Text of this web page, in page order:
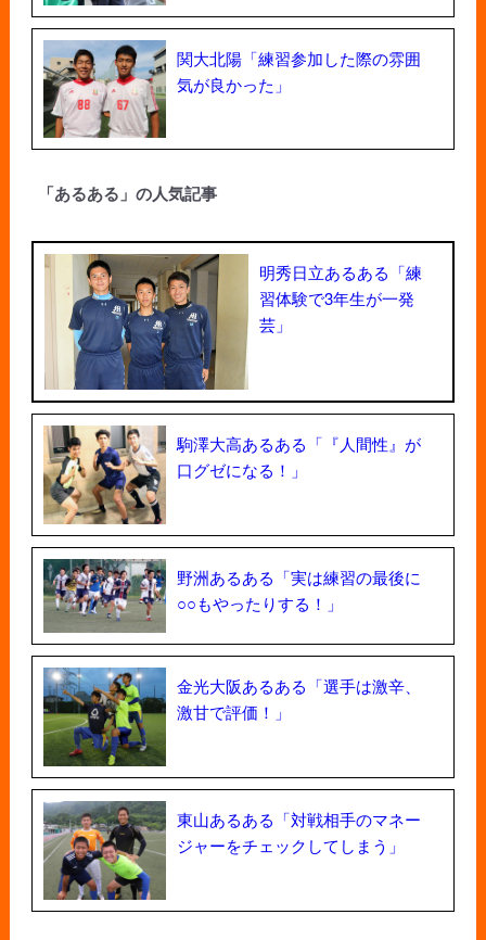
関大北陽「練習参加した際の雰囲
気が良かった」
「あるある」の人気記事
明秀日立あるある「練
習体験で3年生が一発
芸」
駒澤大高あるある「『人間性』が
口グゼになる！」
野洲あるある「実は練習の最後に
○○もやったりする！」
金光大阪あるある「選手は激辛、
激甘で評価！」
東山あるある「対戦相手のマネー
ジャーをチェックしてしまう」